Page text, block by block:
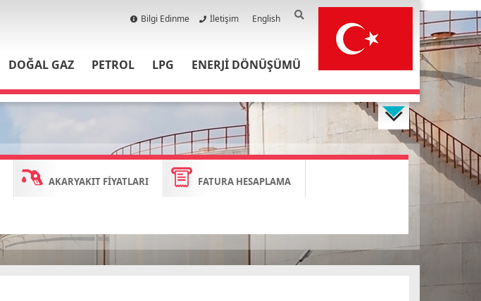
Bilgi Edinme İletişim English
DOĞAL GAZ PETROL LPG ENERJİ DÖNÜŞÜMÜ
AKARYAKIT FİYATLARI FATURA HESAPLAMA